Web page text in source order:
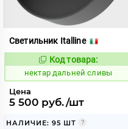
Светильник Italline
Код:
1128011
Код товара:
нектар дальней сливы
Цена
5 500 руб./шт
НАЛИЧИЕ: 95 ШТ